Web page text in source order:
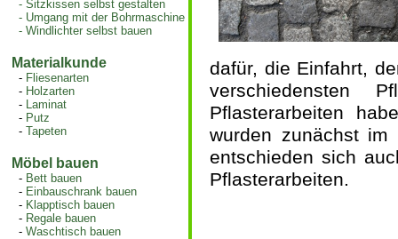
-Sitzkissen selbst gestalten
- Umgang mit der Bohrmaschine
-Windlichter selbst bauen
Materialkunde
- Fliesenarten
- Holzarten
- Laminat
- Putz
-Tapeten
Möbel bauen
- Bett bauen
- Einbauschrank bauen
- Klapptisch bauen
- Regale bauen
-Waschtisch bauen
dafür, die Einfahrt,
verschiedensten
Pflasterarbeiten
wurden zunächst im
entschieden sich
Pflasterarbeiten.